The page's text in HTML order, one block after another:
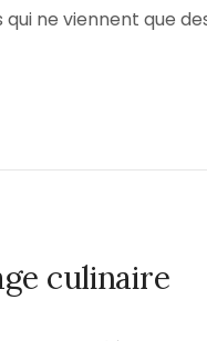
ne viennent que
culinaire